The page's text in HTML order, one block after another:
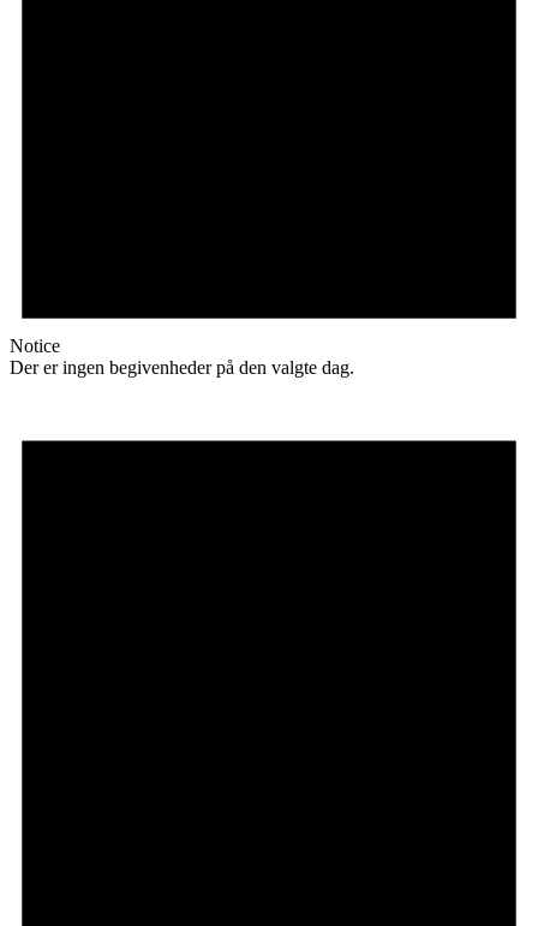
Notice
Der er ingen begivenheder på den valgte dag.